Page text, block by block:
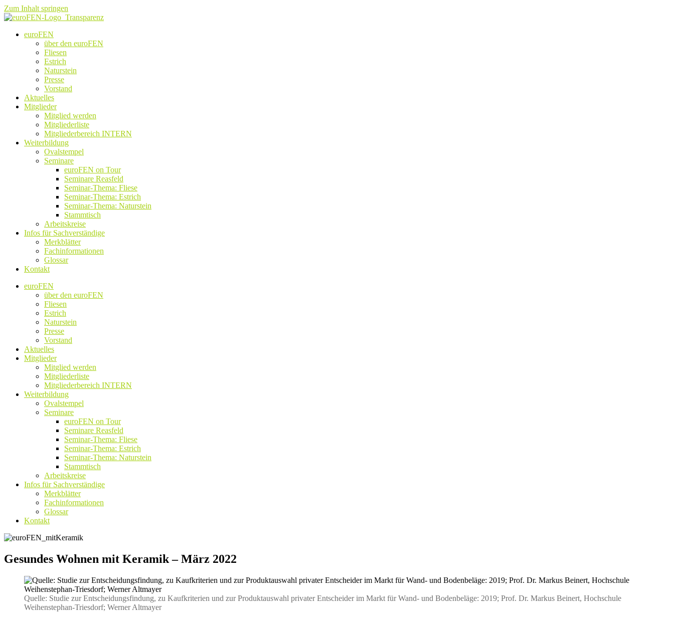
Zum Inhalt springen
euroFEN
über den euroFEN
Fliesen
Estrich
Naturstein
Presse
Vorstand
Aktuelles
Mitglieder
Mitglied werden
Mitgliederliste
Mitgliederbereich INTERN
Weiterbildung
Ovalstempel
Seminare
euroFEN on Tour
Seminare Reasfeld
Seminar-Thema: Fliese
Seminar-Thema: Estrich
Seminar-Thema: Naturstein
Stammtisch
Arbeitskreise
Infos für Sachverständige
Merkblätter
Fachinformationen
Glossar
Kontakt
euroFEN
über den euroFEN
Fliesen
Estrich
Naturstein
Presse
Vorstand
Aktuelles
Mitglieder
Mitglied werden
Mitgliederliste
Mitgliederbereich INTERN
Weiterbildung
Ovalstempel
Seminare
euroFEN on Tour
Seminare Reasfeld
Seminar-Thema: Fliese
Seminar-Thema: Estrich
Seminar-Thema: Naturstein
Stammtisch
Arbeitskreise
Infos für Sachverständige
Merkblätter
Fachinformationen
Glossar
Kontakt
Gesundes Wohnen mit Keramik – März 2022
Quelle: Studie zur Entscheidungsfindung, zu Kaufkriterien und zur Produktauswahl privater Entscheider im Markt für Wand- und Bodenbeläge: 2019; Prof. Dr. Markus Beinert, Hochschule
Weihenstephan-Triesdorf; Werner Altmayer